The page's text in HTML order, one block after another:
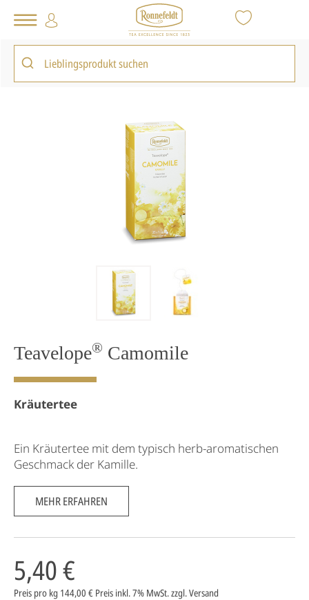
Tee Shop Teebeutel Teavelope®
zurück zur Artikelübersicht
Teavelope® Camomile
Kräutertee
Ein Kräutertee mit dem typisch herb-aromatischen
Geschmack der Kamille.
MEHR ERFAHREN
5,40 €
Preis pro kg 144,00 € Preis inkl. 7% MwSt.zzgl. Versand